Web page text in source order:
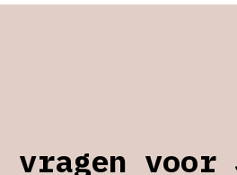
vragen voor